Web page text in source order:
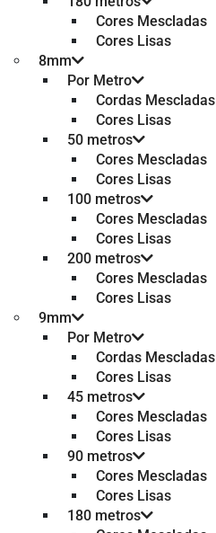
Cores Mescladas
Cores Lisas
8mm
Por Metro
Cordas Mescladas
Cores Lisas
50 metros
Cores Mescladas
Cores Lisas
100 metros
Cores Mescladas
Cores Lisas
200 metros
Cores Mescladas
Cores Lisas
9mm
Por Metro
Cordas Mescladas
Cores Lisas
45 metros
Cores Mescladas
Cores Lisas
90 metros
Cores Mescladas
Cores Lisas
180 metros